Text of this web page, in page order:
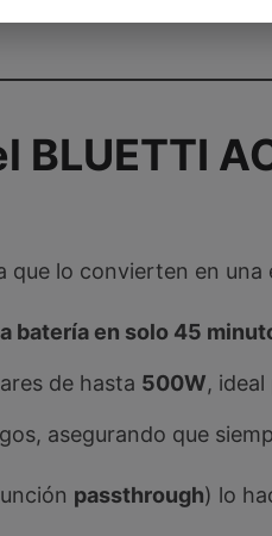
BLUETTI
que lo convierten en
batería en solo 45
de hasta 500W,
asegurando que
passthrough) lo